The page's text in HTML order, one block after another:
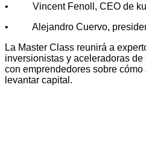
• Vincent Fenoll, CEO de
• Alejandro Cuervo,
La Master Class reunirá a
inversionistas y aceleradoras
con emprendedores sobre
levantar capital.